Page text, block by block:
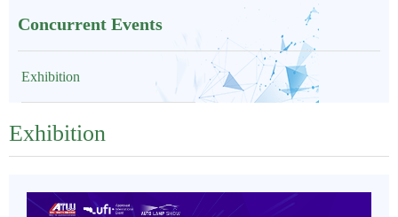
PressConcurrent Events
Exhibition
Exhibition